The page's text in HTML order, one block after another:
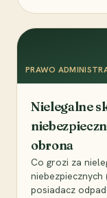
PRAWO
Nielegalne
obrona
Co grozi za
niebezpiecznych
posiadacz